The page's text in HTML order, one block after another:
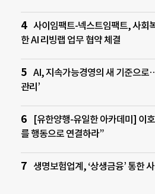
사이임팩트-넥스트임팩트, 사회
한 AI 리빙랩 업무 협약 체결
AI, 지속가능경영의 새 기준으로
관리’
[유한양행-유일한 아카데미] 이
를 행동으로 연결하라”
생명보험업계, ‘상생금융’ 통한